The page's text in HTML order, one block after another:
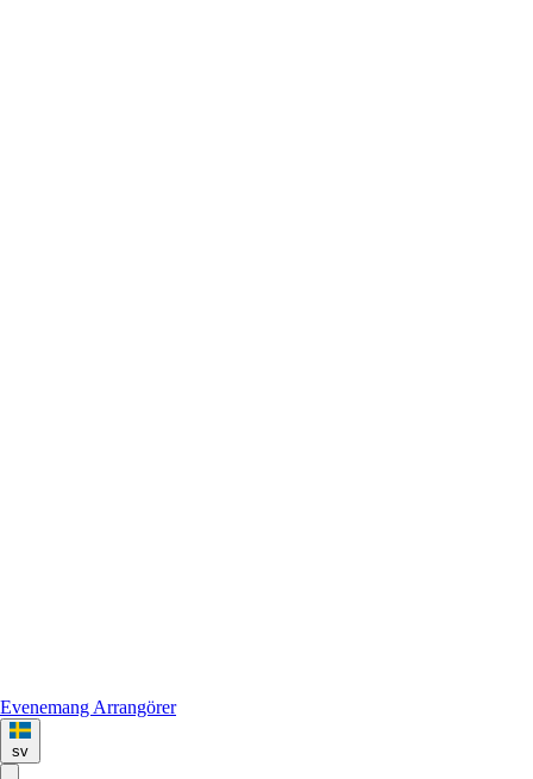
Evenemang Arrangörer
sv